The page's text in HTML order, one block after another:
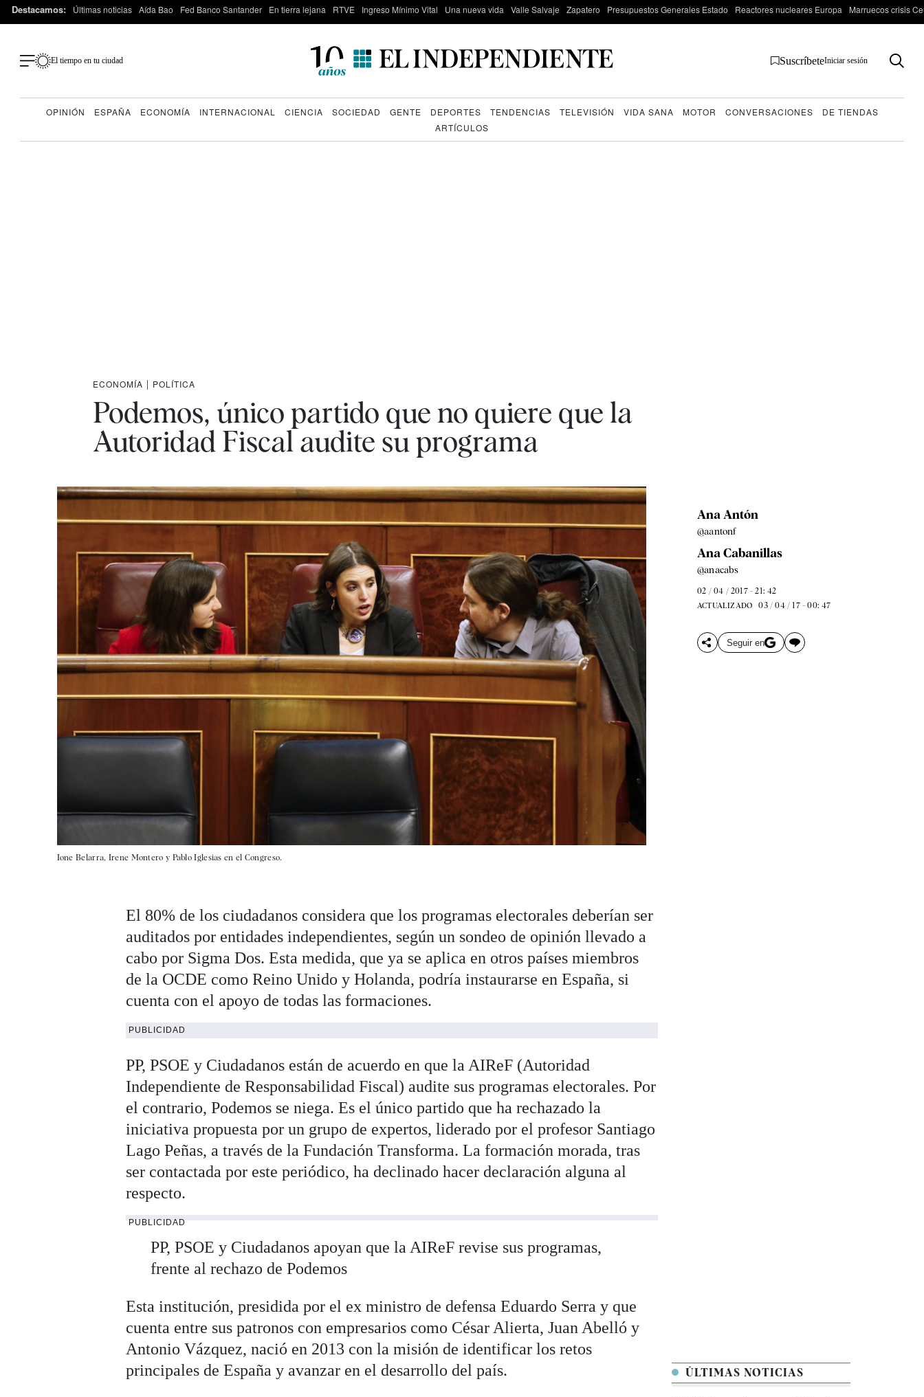
Destacamos: Últimas noticias Aída Bao Fed Banco Santander En tierra lejana RTVE Ingreso Mínimo Vital Una nueva vida Valle Salvaje Zapatero Presupuestos Generales Estado Reactores nucleares Europa Marruecos crisis
El tiempo en tu ciudad SuscríbeteIniciar sesión
OPINIÓN ESPAÑA ECONOMÍA INTERNACIONAL CIENCIA SOCIEDAD GENTE DEPORTES TENDENCIAS TELEVISIÓN VIDA SANA MOTOR CONVERSACIONES
DE TIENDAS
ARTÍCULOS
ECONOMÍA | POLÍTICA
Podemos, único partido que no quiere que la
Autoridad Fiscal audite su programa
Ione Belarra, Irene Montero y Pablo Iglesias en el Congreso.
Ana Antón
@aantonf
Ana Cabanillas
@anacabs
02 / 04 / 2017 - 21: 42
ACTUALIZADO 03 / 04 / 17 - 00: 47
Seguir en
El 80% de los ciudadanos considera que los programas electorales deberían ser
auditados por entidades independientes, según un sondeo de opinión llevado a
cabo por Sigma Dos. Esta medida, que ya se aplica en otros países miembros
de la OCDE como Reino Unido y Holanda, podría instaurarse en España, si
cuenta con el apoyo de todas las formaciones.
PUBLICIDAD
PP, PSOE y Ciudadanos están de acuerdo en que la AIReF (Autoridad
Independiente de Responsabilidad Fiscal) audite sus programas electorales. Por
el contrario, Podemos se niega. Es el único partido que ha rechazado la
iniciativa propuesta por un grupo de expertos, liderado por el profesor Santiago
Lago Peñas, a través de la Fundación Transforma. La formación morada, tras
ser contactada por este periódico, ha declinado hacer declaración alguna al
respecto.
PUBLICIDAD
PP, PSOE y Ciudadanos apoyan que la AIReF revise sus programas,
frente al rechazo de Podemos
Esta institución, presidida por el ex ministro de defensa Eduardo Serra y que
cuenta entre sus patronos con empresarios como César Alierta, Juan Abelló y
Antonio Vázquez, nació en 2013 con la misión de identificar los retos
principales de España y avanzar en el desarrollo del país.
ÚLTIMAS NOTICIAS